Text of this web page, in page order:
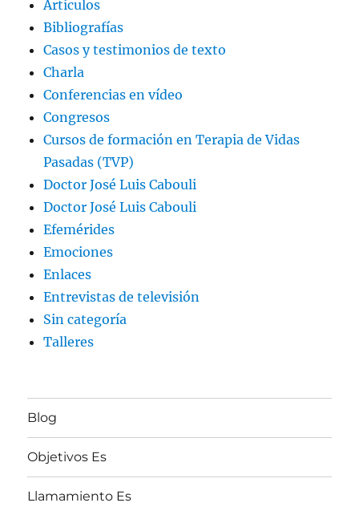
Artículos
Bibliografías
Casos y testimonios de texto
Charla
Conferencias en vídeo
Congresos
Cursos de formación en Terapia de Vidas
Pasadas (TVP)
Doctor José Luis Cabouli
Doctor José Luis Cabouli
Efemérides
Emociones
Enlaces
Entrevistas de televisión
Sin categoría
Talleres
Blog
Objetivos Es
Llamamiento Es